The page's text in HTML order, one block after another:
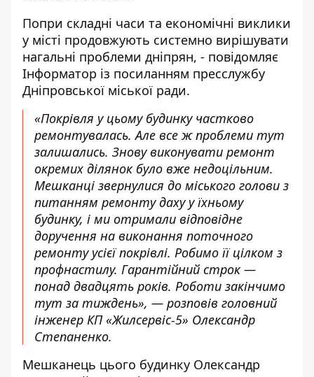
Попри складні часи та економічні виклики
у місті продовжують системно вирішувати
нагальні проблеми дніпрян, - повідомляє
Інформатор із посиланням пресслужбу
Дніпровської міської ради.
«Покрівля у цьому будинку частково
ремонтувалась. Але все ж проблеми тут
залишались. Знову виконувати ремонт
окремих ділянок було вже недоцільним.
Мешканці звернулися до міського голови з
питанням ремонту даху у їхньому
будинку, і ми отримали відповідне
доручення на виконання поточного
ремонту усієї покрівлі. Робимо її цілком з
профнастилу. Гарантійний строк —
понад двадцять років. Роботи закінчимо
тут за тиждень», — розповів головний
інженер КП «Жилсервіс-5» Олександр
Степаненко.
Мешканець цього будинку Олександр